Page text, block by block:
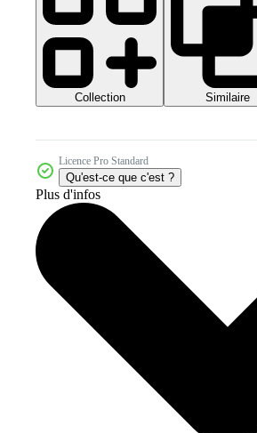
Collection Similaire
Licence Pro Standard
Qu'est-ce que c'est ?
Plus d'infos